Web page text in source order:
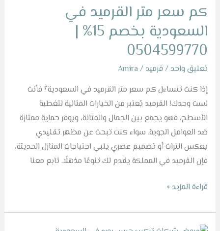
كم سعر متر القرميد في
السعودية بخصم 15% |
0504599770
تعليق واحد / قرميد /
Amira
إذا كنت تتساءل كم سعر متر القرميد في السعودية؟ فأنت
لست وحدك! القرميد يُعتبر من الخيارات المثالية لتغطية
الأسطح، فهو يجمع بين الجمال والمتانة، ويوفر حماية ممتازة
ضد العوامل الجوية. سواء كنت تبحث عن مظهر تقليدي
يعكس التراث أو تصميم عصري يلبي احتياجات المنازل الحديثة،
فإن القرميد في المملكة يقدم لك تنوعًا مذهلًا. تابع معنا
متر
القرميد
السعودية
بخصم
15%
|
0504599770
قراءة المزيد »